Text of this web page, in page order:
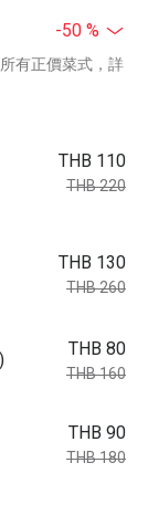
-50 %
有正價菜式，詳
THB 110
THB 220
THB 130
THB 260
THB 80
THB 160
THB 90
THB 180